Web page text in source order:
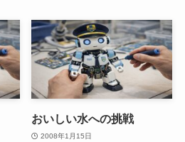
おいしい水への挑戦
2008年1月15日